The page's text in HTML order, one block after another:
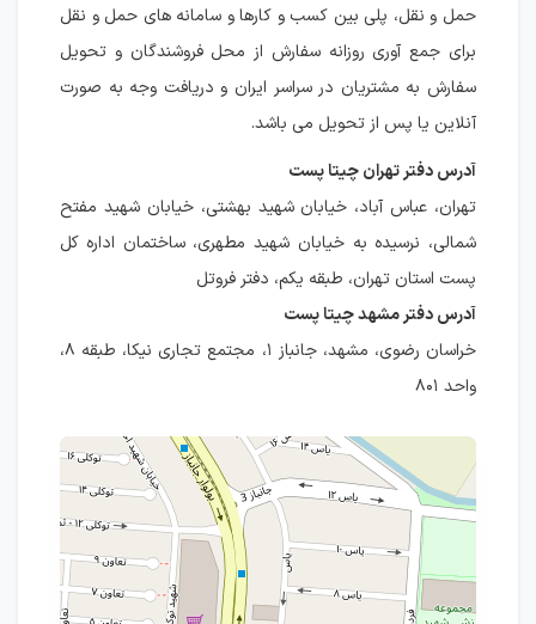
حمل و نقل، پلی بین کسب و کارها و سامانه های حمل و نقل
برای جمع آوری روزانه سفارش از محل فروشندگان و تحویل
سفارش به مشتریان در سراسر ایران و دریافت وجه به صورت
آنلاین یا پس از تحویل می باشد.
آدرس دفتر تهران چیتا پست
تهران، عباس آباد، خیابان شهید بهشتی، خیابان شهید مفتح
شمالی، نرسیده به خیابان شهید مطهری، ساختمان اداره کل
پست استان تهران، طبقه یکم، دفتر فروتل
آدرس دفتر مشهد چیتا پست
خراسان رضوی، مشهد، جانباز ۱، مجتمع تجاری نیکا، طبقه ۸،
واحد ۸۰۱